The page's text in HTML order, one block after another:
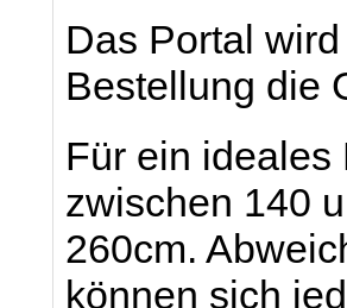
Das Portal
Bestellung die
Für ein ideales
zwischen 140
260cm.
können sich